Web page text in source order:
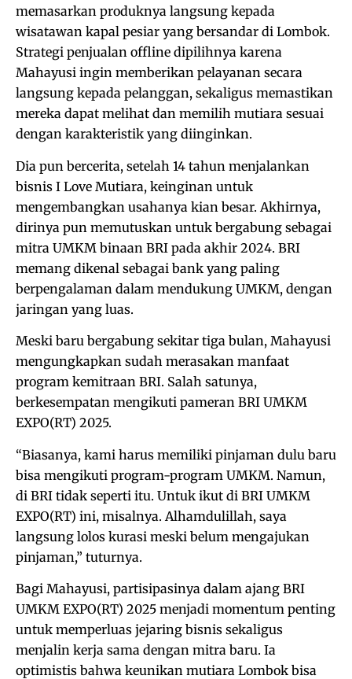
memasarkan produknya langsung kepada
wisatawan kapal pesiar yang bersandar di Lombok.
Strategi penjualan offline dipilihnya karena
Mahayusi ingin memberikan pelayanan secara
langsung kepada pelanggan, sekaligus memastikan
mereka dapat melihat dan memilih mutiara sesuai
dengan karakteristik yang diinginkan.
Dia pun bercerita, setelah 14 tahun menjalankan
bisnis I Love Mutiara, keinginan untuk
mengembangkan usahanya kian besar. Akhirnya,
dirinya pun memutuskan untuk bergabung sebagai
mitra UMKM binaan BRI pada akhir 2024. BRI
memang dikenal sebagai bank yang paling
berpengalaman dalam mendukung UMKM, dengan
jaringan yang luas.
Meski baru bergabung sekitar tiga bulan, Mahayusi
mengungkapkan sudah merasakan manfaat
program kemitraan BRI. Salah satunya,
berkesempatan mengikuti pameran BRI UMKM
EXPO(RT) 2025.
“Biasanya, kami harus memiliki pinjaman dulu baru
bisa mengikuti program-program UMKM. Namun,
di BRI tidak seperti itu. Untuk ikut di BRI UMKM
EXPO(RT) ini, misalnya. Alhamdulillah, saya
langsung lolos kurasi meski belum mengajukan
pinjaman,” tuturnya.
Bagi Mahayusi, partisipasinya dalam ajang BRI
UMKM EXPO(RT) 2025 menjadi momentum penting
untuk memperluas jejaring bisnis sekaligus
menjalin kerja sama dengan mitra baru. Ia
optimistis bahwa keunikan mutiara Lombok bisa